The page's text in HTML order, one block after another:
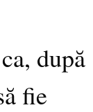
după
fie